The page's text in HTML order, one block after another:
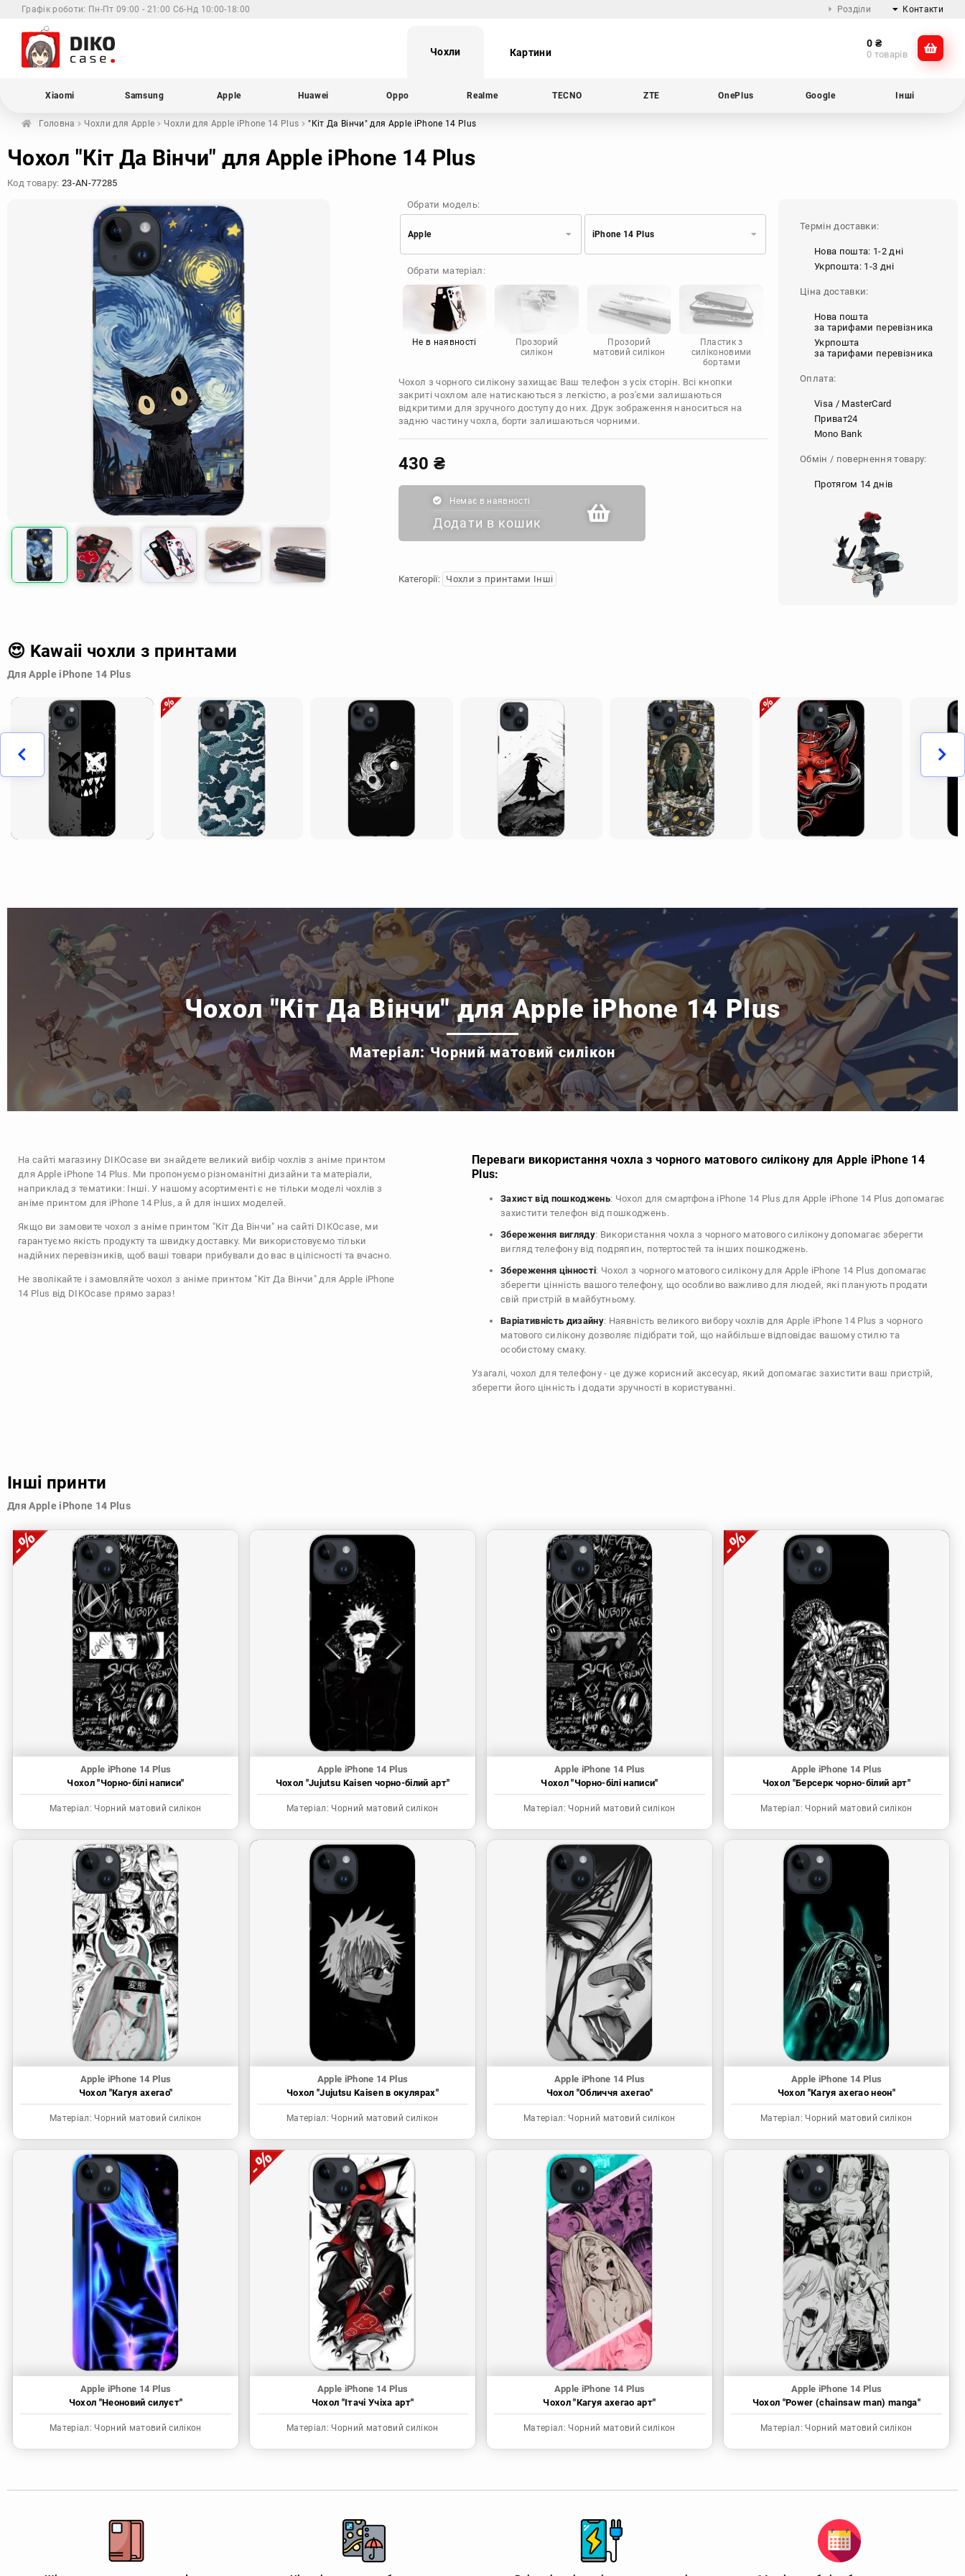
Графік роботи: Пн-Пт 09:00 - 21:00 Сб-Нд 10:00-18:00 Розділи Контакти
@dikocase
Чохли Картини
0 ₴
0 товарів
Xiaomi Samsung Apple Huawei Oppo Realme TECNO ZTE OnePlus Google Інші
Головна Чохли для Apple Чохли для Apple iPhone 14 Plus "Кіт Да Вінчи" для Apple iPhone 14 Plus
Чохол "Кіт Да Вінчи" для Apple iPhone 14 Plus
Код товару: 23-AN-77285
Обрати модель:
Apple
Samsung
Apple
Oppo
Realme
OnePlus
Google
Doogee
Motorola
iPhone 14 Plus
Обрати матеріал:
Не в наявності
Прозорий
силікон
Прозорий
матовий силікон
Пластик з
силіконовими
бортами
Чохол з чорного силікону захищає Ваш телефон з усіх сторін. Всі кнопки
закриті чохлом але натискаються з легкістю, а роз'єми залишаються
відкритими для зручного доступу до них. Друк зображення наноситься на
задню частину чохла, борти залишаються чорними.
430 ₴
Немає в наявності
Додати в кошик
Категорії: Чохли з принтами Інші
Термін доставки:
Нова пошта: 1-2 дні
Укрпошта: 1-3 дні
Ціна доставки:
Нова пошта
за тарифами перевізника
Укрпошта
за тарифами перевізника
Оплата:
Visa / MasterCard
Приват24
Mono Bank
Обмін / повернення товару:
Протягом 14 днів
😍 Kawaii чохли з принтами
Для Apple iPhone 14 Plus
Чохол "Кіт Да Вінчи" для Apple iPhone 14 Plus
Матеріал: Чорний матовий силікон
На сайті магазину DIKOcase ви знайдете великий вибір чохлів з аніме принтом
для Apple iPhone 14 Plus. Ми пропонуємо різноманітні дизайни та матеріали,
наприклад з тематики: Інші. У нашому асортименті є не тільки моделі чохлів з
аніме принтом для iPhone 14 Plus, а й для інших моделей.
Якщо ви замовите чохол з аніме принтом "Кіт Да Вінчи" на сайті DIKOcase, ми
гарантуємо якість продукту та швидку доставку. Ми використовуємо тільки
надійних перевізників, щоб ваші товари прибували до вас в цілісності та вчасно.
Не зволікайте і замовляйте чохол з аніме принтом "Кіт Да Вінчи" для Apple iPhone
14 Plus від DIKOcase прямо зараз!
Переваги використання чохла з чорного матового силікону для Apple iPhone 14
Plus:
Захист від пошкоджень: Чохол для смартфона iPhone 14 Plus для Apple iPhone 14 Plus допомагає
захистити телефон від пошкоджень.
Збереження вигляду: Використання чохла з чорного матового силікону допомагає зберегти
вигляд телефону від подряпин, потертостей та інших пошкоджень.
Збереження цінності: Чохол з чорного матового силікону для Apple iPhone 14 Plus допомагає
зберегти цінність вашого телефону, що особливо важливо для людей, які планують продати
свій пристрій в майбутньому.
Варіативність дизайну: Наявність великого вибору чохлів для Apple iPhone 14 Plus з чорного
матового силікону дозволяє підібрати той, що найбільше відповідає вашому стилю та
особистому смаку.
Узагалі, чохол для телефону - це дуже корисний аксесуар, який допомагає захистити ваш пристрій,
зберегти його цінність і додати зручності в користуванні.
Інші принти
Для Apple iPhone 14 Plus
Apple iPhone 14 Plus
Чохол "Чорно-білі написи"
Матеріал: Чорний матовий силікон
Apple iPhone 14 Plus
Чохол "Jujutsu Kaisen чорно-білий арт"
Матеріал: Чорний матовий силікон
Apple iPhone 14 Plus
Чохол "Чорно-білі написи"
Матеріал: Чорний матовий силікон
Apple iPhone 14 Plus
Чохол "Берсерк чорно-білий арт"
Матеріал: Чорний матовий силікон
Apple iPhone 14 Plus
Чохол "Кагуя ахегао"
Матеріал: Чорний матовий силікон
Apple iPhone 14 Plus
Чохол "Jujutsu Kaisen в окулярах"
Матеріал: Чорний матовий силікон
Apple iPhone 14 Plus
Чохол "Обличчя ахегао"
Матеріал: Чорний матовий силікон
Apple iPhone 14 Plus
Чохол "Кагуя ахегао неон"
Матеріал: Чорний матовий силікон
Apple iPhone 14 Plus
Чохол "Неоновий силуєт"
Матеріал: Чорний матовий силікон
Apple iPhone 14 Plus
Чохол "Ітачі Учіха арт"
Матеріал: Чорний матовий силікон
Apple iPhone 14 Plus
Чохол "Кагуя ахегао арт"
Матеріал: Чорний матовий силікон
Apple iPhone 14 Plus
Чохол "Power (chainsaw man) manga"
Матеріал: Чорний матовий силікон